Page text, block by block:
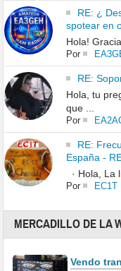
RE: ¿
spotear en
Hola!
Por
RE:
Hola, tu
que ...
Por
RE:
España -
· Hola, La
Por EC1T,
MERCADILLO DE LA
Vendo